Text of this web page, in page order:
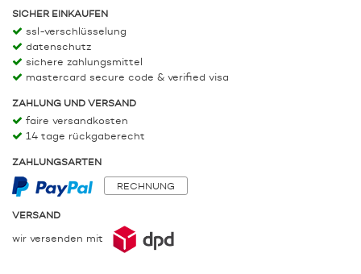
SICHER EINKAUFEN
ssl-verschlüsselung
datenschutz
sichere zahlungsmittel
mastercard secure code & verified visa
ZAHLUNG UND VERSAND
faire versandkosten
14 tage rückgaberecht
ZAHLUNGSARTEN
RECHNUNG
VERSAND
wir versenden mit